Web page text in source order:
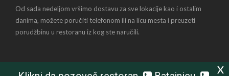
Od sada nedeljom vršimo dostavu za sve lokacije kao i ostalim
danima, možete poručiti telefonom ili na licu mesta i preuzeti
porudžbinu u restoranu iz kog ste naručili.
X